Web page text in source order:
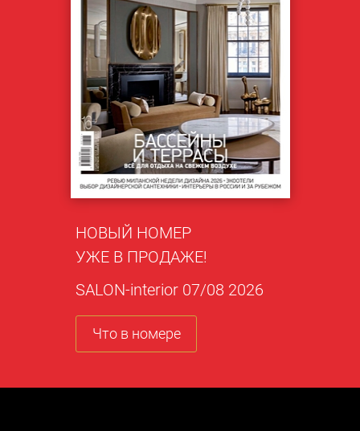
НОВЫЙ НОМЕР
УЖЕ В ПРОДАЖЕ!
SALON-interior 07/08 2026
Что в номере